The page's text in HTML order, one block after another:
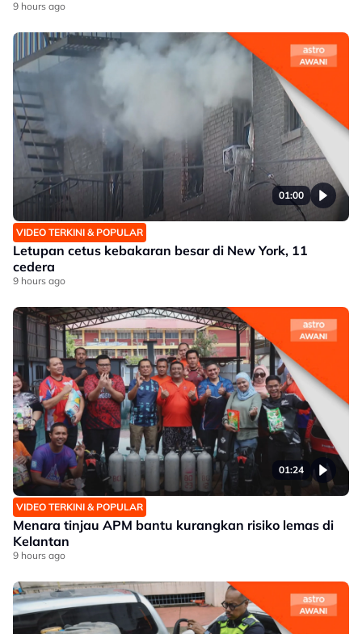
9 hours ago
01:00
VIDEO TERKINI & POPULAR
Letupan cetus kebakaran besar di New York, 11
cedera
9 hours ago
01:24
VIDEO TERKINI & POPULAR
Menara tinjau APM bantu kurangkan risiko lemas di
Kelantan
9 hours ago